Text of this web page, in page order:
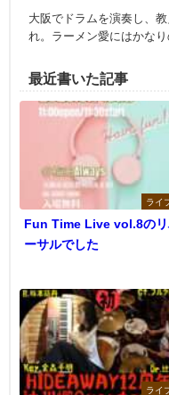
大阪でドラムを演奏し、
れ。ラーメン愛にはかな
最近書いた記事
ライ
Fun Time Live vol.8の
ーサルでした
ライ